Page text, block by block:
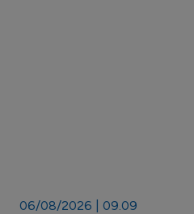
06/08/2026 | 09.09